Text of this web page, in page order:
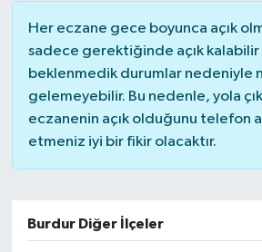
Her eczane gece boyunca açık
sadece gerektiğinde açık kalabilir
beklenmedik durumlar nedeniyle
gelemeyebilir. Bu nedenle, yola
eczanenin açık olduğunu telefon
etmeniz iyi bir fikir olacaktır.
Burdur Diğer İlçeler